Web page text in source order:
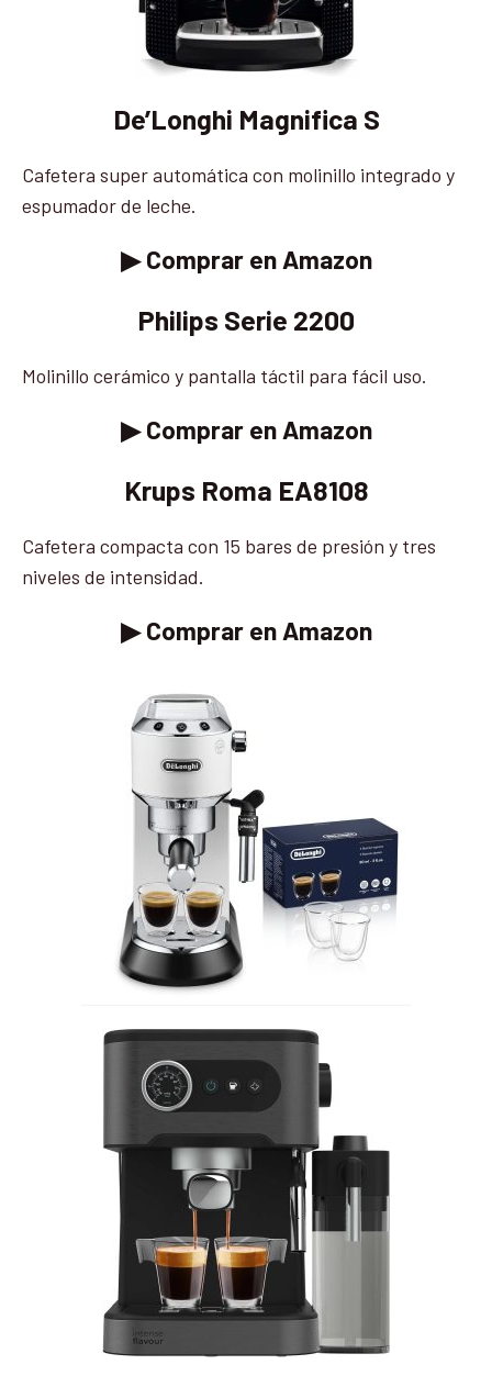
De’Longhi Magnifica S
Cafetera super automática con molinillo integrado y
espumador de leche.
▶ Comprar en Amazon
Philips Serie 2200
Molinillo cerámico y pantalla táctil para fácil uso.
▶ Comprar en Amazon
Krups Roma EA8108
Cafetera compacta con 15 bares de presión y tres
niveles de intensidad.
▶ Comprar en Amazon